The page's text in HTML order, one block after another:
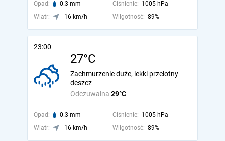
Opad: 0.3 mm Ciśnienie: 1005 hPa
Wiatr:
16 km/h Wilgotność: 89%
23:00
27°C
Odczuwalna 29°C
Zachmurzenie duże, lekki przelotny
deszcz
Opad: 0.3 mm Ciśnienie: 1005 hPa
Wiatr:
16 km/h Wilgotność: 89%